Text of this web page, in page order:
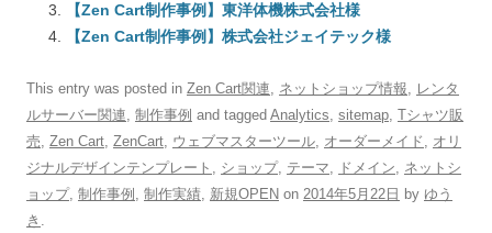
【Zen Cart制作事例】東洋体機株式会社様
【Zen Cart制作事例】株式会社ジェイテック様
This entry was posted in Zen Cart関連 ネットショップ情報
レンタ
ルサーバー関連 制作事例 and tagged Analytics sitemap Tシャツ販
売 Zen Cart ZenCart ウェブマスターツール オーダーメイド
オリ
ジナルデザインテンプレート
ショップ, テーマ ドメイン
ネットシ
ョップ, 制作事例 制作実績 新規OPEN on 2014年5月22日 by ゆう
き